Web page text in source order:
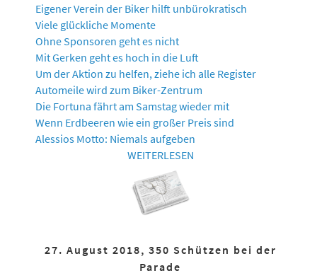
Eigener Verein der Biker hilft unbürokratisch
Viele glückliche Momente
Ohne Sponsoren geht es nicht
Mit Gerken geht es hoch in die Luft
Um der Aktion zu helfen, ziehe ich alle Register
Automeile wird zum Biker-Zentrum
Die Fortuna fährt am Samstag wieder mit
Wenn Erdbeeren wie ein großer Preis sind
Alessios Motto: Niemals aufgeben
WEITERLESEN
27. August 2018, 350 Schützen bei der
Parade